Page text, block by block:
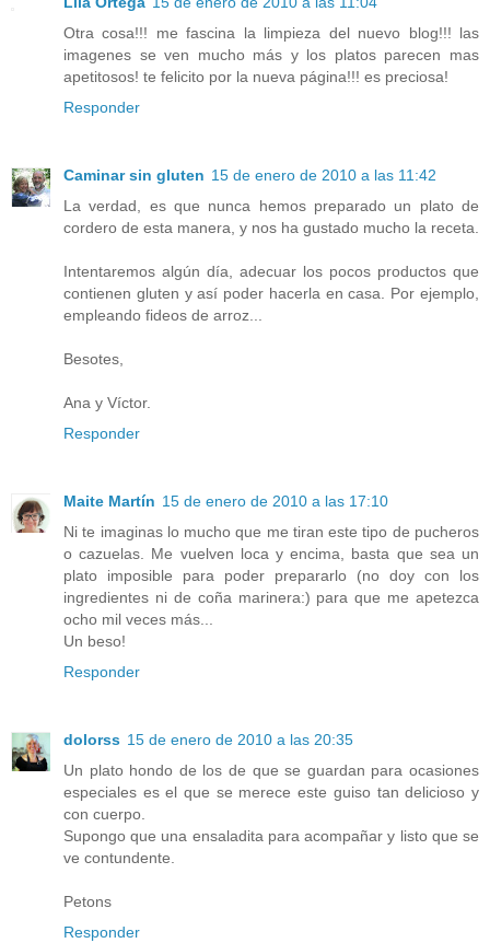
Otra cosa!!! me fascina la limpieza del nuevo blog!!! las
imagenes se ven mucho más y los platos parecen mas
apetitosos! te felicito por la nueva página!!! es preciosa!
Responder
Caminar sin gluten 15 de enero de 2010 a las 11:42
La verdad, es que nunca hemos preparado un plato de
cordero de esta manera, y nos ha gustado mucho la receta.
Intentaremos algún día, adecuar los pocos productos que
contienen gluten y así poder hacerla en casa. Por ejemplo,
empleando fideos de arroz...
Besotes,
Ana y Víctor.
Responder
Maite Martín 15 de enero de 2010 a las 17:10
Ni te imaginas lo mucho que me tiran este tipo de pucheros
o cazuelas. Me vuelven loca y encima, basta que sea un
plato imposible para poder prepararlo (no doy con los
ingredientes ni de coña marinera:) para que me apetezca
ocho mil veces más...
Un beso!
Responder
dolorss 15 de enero de 2010 a las 20:35
Un plato hondo de los de que se guardan para ocasiones
especiales es el que se merece este guiso tan delicioso y
con cuerpo.
Supongo que una ensaladita para acompañar y listo que se
ve contundente.
Petons
Responder